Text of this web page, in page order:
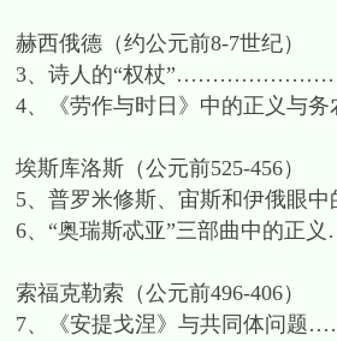
赫西俄德（约公元前8-7世纪）
3、诗人的“权杖
4、《劳作与时日》中的正
埃斯库洛斯（公元前525-456）
5、普罗米修斯、宙斯和伊
6、“奥瑞斯忒亚”三部曲
索福克勒索（公元前496-406）
7、《安提戈涅》与共同体